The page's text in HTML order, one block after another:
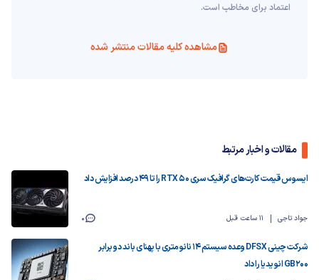
اعتماد برای مخاطب است.
مشاهده کلیه مقالات منتشر شده
مقالات و اخبار مرتبط
ایسوس قیمت کارت‌های گرافیک سری RTX 50 را تا ۴۹ درصد افزایش داد
جواد تاجی 11 ساعت قبل 0
شرکت چینی DFSX وعده سیستم ۱۴ نانومتری با پهنای باند دو برابر
GB200 انویدیا را داد